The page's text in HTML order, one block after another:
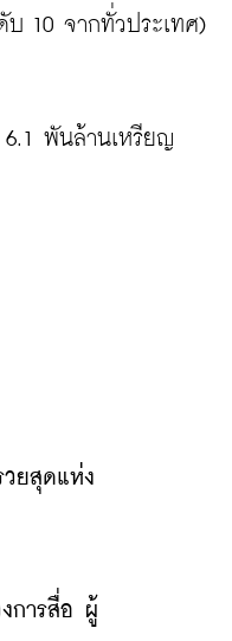
พันล้านเหรียญ
วยสุดแห่ง
การสื่อ ผู้